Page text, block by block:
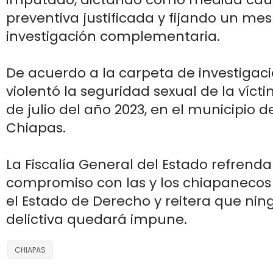
preventiva justificada y fijando un
investigación complementaria.
De acuerdo a la carpeta de
violentó la seguridad sexual de la
de julio del año 2023, en el municipio
Chiapas.
La Fiscalía General del Estado
compromiso con las y los
el Estado de Derecho y reitera que
delictiva quedará impune.
CHIAPAS